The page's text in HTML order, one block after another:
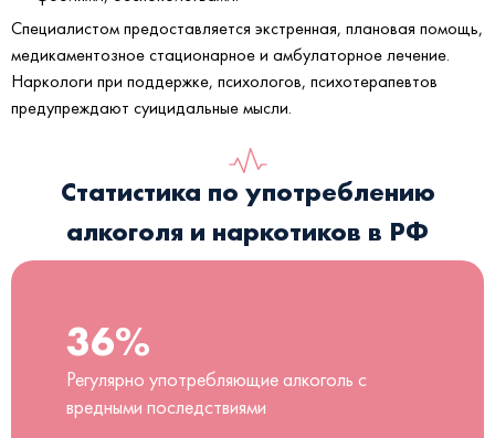
Специалистом предоставляется экстренная, плановая помощь,
медикаментозное стационарное и амбулаторное лечение.
Наркологи при поддержке, психологов, психотерапевтов
предупреждают суицидальные мысли.
Статистика по употреблению
алкоголя и наркотиков в РФ
36%
Регулярно употребляющие алкоголь с
вредными последствиями